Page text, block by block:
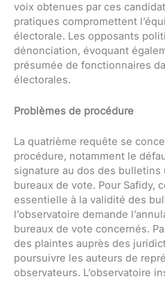
voix obtenues par ces
pratiques compromettent
électorale. Les opposants
dénonciation, évoquant
présumée de fonctionnaires
électorales.
Problèmes de procédure
La quatrième requête se
procédure, notamment le
signature au dos des bulletins
bureaux de vote. Pour Safidy,
essentielle à la validité des
l’observatoire demande
bureaux de vote concernés.
des plaintes auprès des
poursuivre les auteurs de
observateurs. L’observatoire